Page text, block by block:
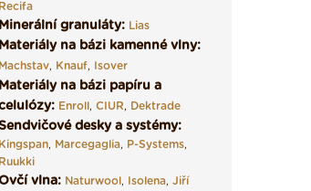
Recifa
Minerální granuláty: Lias
Materiály na bázi kamenné vlny:
Machstav, Knauf, Isover
Materiály na bázi papíru a
Enroll, CIUR, Dektrade
desky a systémy:
Kingspan, Marcegaglia, P-Systems,
Ruukki
vlna: Naturwool, Isolena, Jiří